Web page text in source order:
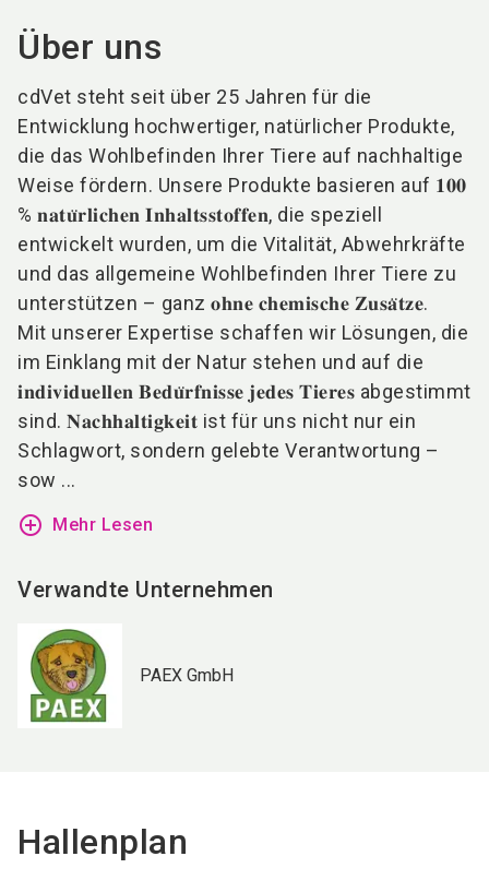
Über uns
cdVet steht seit über 25 Jahren für die
Entwicklung hochwertiger, natürlicher Produkte,
die das Wohlbefinden Ihrer Tiere auf nachhaltige
Weise fördern. Unsere Produkte basieren auf 𝟏𝟎𝟎
% 𝐧𝐚𝐭𝐮̈𝐫𝐥𝐢𝐜𝐡𝐞𝐧 𝐈𝐧𝐡𝐚𝐥𝐭𝐬𝐬𝐭𝐨𝐟𝐟𝐞𝐧, die speziell
entwickelt wurden, um die Vitalität, Abwehrkräfte
und das allgemeine Wohlbefinden Ihrer Tiere zu
unterstützen – ganz 𝐨𝐡𝐧𝐞 𝐜𝐡𝐞𝐦𝐢𝐬𝐜𝐡𝐞 𝐙𝐮𝐬𝐚̈𝐭𝐳𝐞.
Mit unserer Expertise schaffen wir Lösungen, die
im Einklang mit der Natur stehen und auf die
𝐢𝐧𝐝𝐢𝐯𝐢𝐝𝐮𝐞𝐥𝐥𝐞𝐧 𝐁𝐞𝐝𝐮̈𝐫𝐟𝐧𝐢𝐬𝐬𝐞 𝐣𝐞𝐝𝐞𝐬 𝐓𝐢𝐞𝐫𝐞𝐬 abgestimmt
sind. 𝐍𝐚𝐜𝐡𝐡𝐚𝐥𝐭𝐢𝐠𝐤𝐞𝐢𝐭 ist für uns nicht nur ein
Schlagwort, sondern gelebte Verantwortung –
sow ...
add_circle_outline Mehr Lesen
Verwandte Unternehmen
PAEX GmbH
Hallenplan